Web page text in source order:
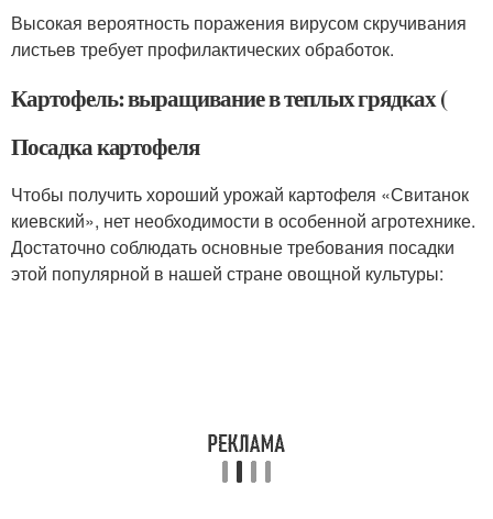
Высокая вероятность поражения вирусом скручивания
листьев требует профилактических обработок.
Картофель: выращивание в теплых грядках (
Посадка картофеля
Чтобы получить хороший урожай картофеля «Свитанок
киевский», нет необходимости в особенной агротехнике.
Достаточно соблюдать основные требования посадки
этой популярной в нашей стране овощной культуры: